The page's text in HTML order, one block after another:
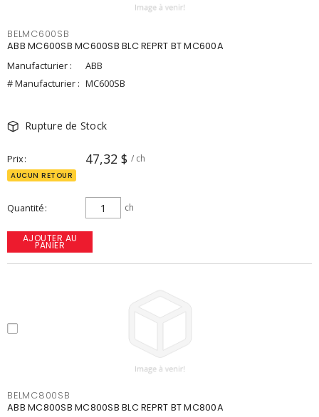
BELMC600SB
ABB MC600SB MC600SB BLC REPRT BT MC600A
Manufacturier :
ABB
# Manufacturier : MC600SB
Rupture de Stock
Prix 47,32 $ / ch
AUCUN RETOUR
Quantité ch
AJOUTER AU
PANIER
BELMC800SB
ABB MC800SB MC800SB BLC REPRT BT MC800A